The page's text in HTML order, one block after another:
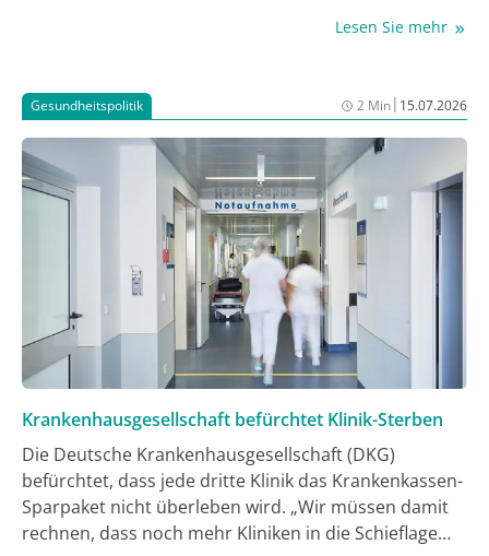
Lesen Sie mehr
Gesundheitspolitik 2 Min| 15.07.2026
Krankenhausgesellschaft befürchtet Klinik-Sterben
Die Deutsche Krankenhausgesellschaft (DKG)
befürchtet, dass jede dritte Klinik das Krankenkassen-
Sparpaket nicht überleben wird. „Wir müssen damit
rechnen, dass noch mehr Kliniken in die Schieflage